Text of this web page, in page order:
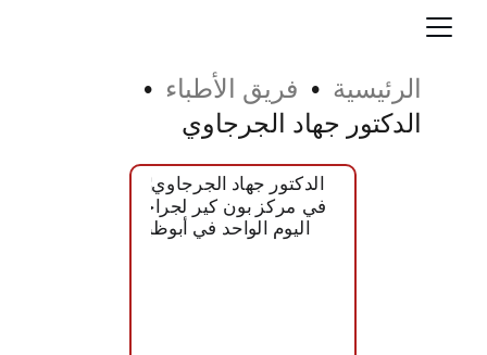
الرئيسية • فريق الأطباء •
الدكتور جهاد الجرجاوي